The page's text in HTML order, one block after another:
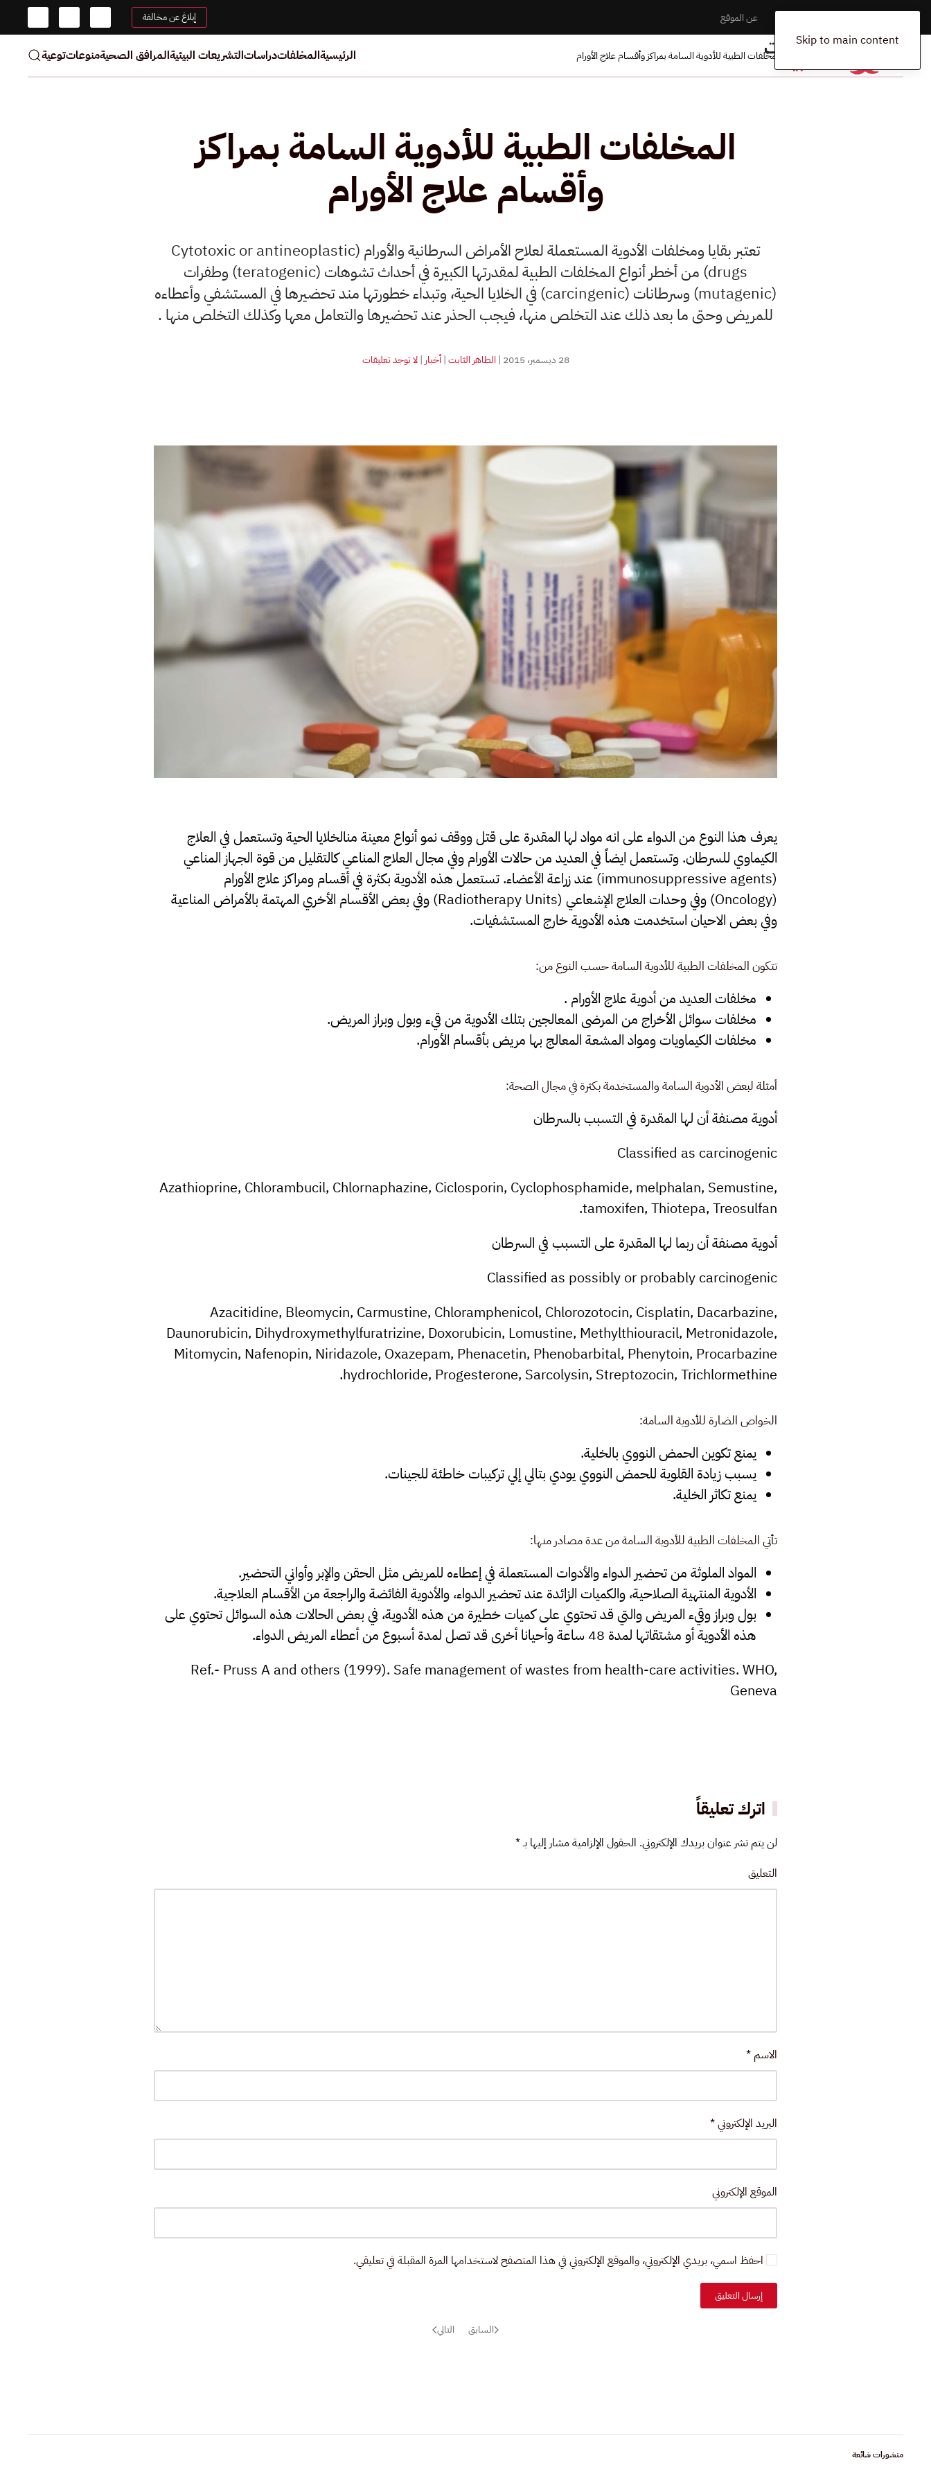
Skip to main content
اتصل بنا عن الموقع إبلاغ عن مخالفة
الرئيسيةالمخلفاتدراساتالتشريعات البيئيةالمرافق الصحيةمنوعاتتوعية المخلفات الطبية للأدوية السامة بمراكز وأقسام علاج الأورام
المخلفات الطبية للأدوية السامة بمراكز
وأقسام علاج الأورام
تعتبر بقايا ومخلفات الأدوية المستعملة لعلاح الأمراض السرطانية والأورام (Cytotoxic or antineoplastic
drugs) من أخطر أنواع المخلفات الطبية لمقدرتها الكبيرة في أحداث تشوهات (teratogenic) وطفرات
(mutagenic) وسرطانات (carcingenic) في الخلايا الحية، وتبداء خطورتها مند تحضيرها في المستشفي وأعطاءه
للمريض وحتى ما بعد ذلك عند التخلص منها، فيجب الحذر عند تحضيرها والتعامل معها وكذلك التخلص منها .
28 ديسمبر، 2015 | الطاهر الثابت|أخبار |لا توجد تعليقاتعلى
علاج
يعرف هذا النوع من الدواء على انه مواد لها المقدرة على قتل ووقف نمو أنواع معينة منالخلايا الحية وتستعمل في العلاج
الكيماوي للسرطان. وتستعمل ايضاً في العديد من حالات الأورام وفي مجال العلاج المناعي كالتقليل من قوة الجهاز المناعي
(immunosuppressive agents) عند زراعة الأعضاء. تستعمل هذه الأدوية بكثرة في أقسام ومراكز علاج الأورام
(Oncology) وفي وحدات العلاج الإشعاعي (Radiotherapy Units) وفي بعض الأقسام الأخري المهتمة بالأمراض المناعية
وفي بعض الاحيان استخدمت هذه الأدوية خارج المستشفيات.
تتكون المخلفات الطبية للأدوية السامة حسب النوع من:
مخلفات العديد من أدوية علاج الأورام .
مخلفات سوائل الأخراج من المرضى المعالجين بتلك الأدوية من قيء وبول وبراز المريض.
مخلفات الكيماويات ومواد المشعة المعالج بها مريض بأقسام الأورام.
أمثلة لبعض الأدوية السامة والمستخدمة بكثرة في مجال الصحة:
أدوية مصنفة أن لها المقدرة في التسبب بالسرطان
Classified as carcinogenic
Azathioprine, Chlorambucil, Chlornaphazine, Ciclosporin, Cyclophosphamide, melphalan, Semustine,
tamoxifen, Thiotepa, Treosulfan.
أدوية مصنفة أن ربما لها المقدرة على التسبب في السرطان
Classified as possibly or probably carcinogenic
Azacitidine, Bleomycin, Carmustine, Chloramphenicol, Chlorozotocin, Cisplatin, Dacarbazine,
Daunorubicin, Dihydroxymethylfuratrizine, Doxorubicin, Lomustine, Methylthiouracil, Metronidazole,
Mitomycin, Nafenopin, Niridazole, Oxazepam, Phenacetin, Phenobarbital, Phenytoin, Procarbazine
hydrochloride, Progesterone, Sarcolysin, Streptozocin, Trichlormethine.
الخواص الضارة للأدوية السامة:
يمنع تكوين الحمض النووي بالخلية.
يسبب زيادة القلوية للحمض النووي يودي بتالي إلي تركيبات خاطئة للجينات.
يمنع تكاثر الخلية.
تأتي المخلفات الطبية للأدوية السامة من عدة مصادر منها:
المواد الملوثة من تحضير الدواء والأدوات المستعملة في إعطاءه للمريض مثل الحقن والإبر وأواني التحضير.
الأدوية المنتهية الصلاحية، والكميات الزائدة عند تحضير الدواء، والأدوية الفائضة والراجعة من الأقسام العلاجية.
بول وبراز وقيء المريض والتي قد تحتوي على كميات خطيرة من هذه الأدوية، في بعض الحالات هذه السوائل تحتوي على
هذه الأدوية أو مشتقاتها لمدة 48 ساعة وأحيانا أخرى قد تصل لمدة أسبوع من أعطاء المريض الدواء.
Ref.- Pruss A and others (1999). Safe management of wastes from health-care activities. WHO,
Geneva
اترك تعليقاً
لن يتم نشر عنوان بريدك الإلكتروني. الحقول الإلزامية مشار إليها بـ*
التعليق
الاسم *
البريد الإلكتروني*
الموقع الإلكتروني
احفظ اسمي، بريدي الإلكتروني، والموقع الإلكتروني في هذا المتصفح لاستخدامها المرة المقبلة في تعليقي.
إرسال التعليق
السابق التالي
منشورات شائعة